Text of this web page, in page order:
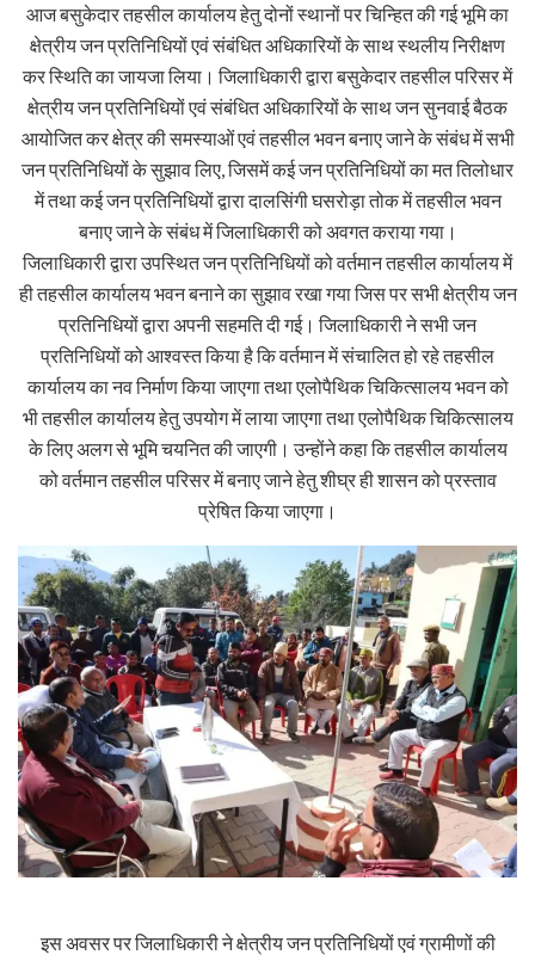
आज बसुकेदार तहसील कार्यालय हेतु दोनों स्थानों पर चिन्हित की गई भूमि का
क्षेत्रीय जन प्रतिनिधियों एवं संबंधित अधिकारियों के साथ स्थलीय निरीक्षण
कर स्थिति का जायजा लिया। जिलाधिकारी द्वारा बसुकेदार तहसील परिसर में
क्षेत्रीय जन प्रतिनिधियों एवं संबंधित अधिकारियों के साथ जन सुनवाई बैठक
आयोजित कर क्षेत्र की समस्याओं एवं तहसील भवन बनाए जाने के संबंध में सभी
जन प्रतिनिधियों के सुझाव लिए, जिसमें कई जन प्रतिनिधियों का मत तिलोधार
में तथा कई जन प्रतिनिधियों द्वारा दालसिंगी घसरोड़ा तोक में तहसील भवन
बनाए जाने के संबंध में जिलाधिकारी को अवगत कराया गया।
जिलाधिकारी द्वारा उपस्थित जन प्रतिनिधियों को वर्तमान तहसील कार्यालय में
ही तहसील कार्यालय भवन बनाने का सुझाव रखा गया जिस पर सभी क्षेत्रीय जन
प्रतिनिधियों द्वारा अपनी सहमति दी गई। जिलाधिकारी ने सभी जन
प्रतिनिधियों को आश्वस्त किया है कि वर्तमान में संचालित हो रहे तहसील
कार्यालय का नव निर्माण किया जाएगा तथा एलोपैथिक चिकित्सालय भवन को
भी तहसील कार्यालय हेतु उपयोग में लाया जाएगा तथा एलोपैथिक चिकित्सालय
के लिए अलग से भूमि चयनित की जाएगी। उन्होंने कहा कि तहसील कार्यालय
को वर्तमान तहसील परिसर में बनाए जाने हेतु शीघ्र ही शासन को प्रस्ताव
प्रेषित किया जाएगा।
इस अवसर पर जिलाधिकारी ने क्षेत्रीय जन प्रतिनिधियों एवं ग्रामीणों की